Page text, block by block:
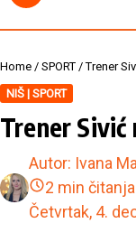
Home / SPORT /Trener
NIŠ | SPORT
Trener
Autor: Ivana
2 min čitanja
Četvrtak, 4.